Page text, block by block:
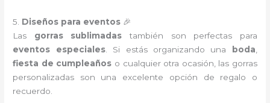
5. Diseños para eventos 🎉
Las gorras sublimadas también son perfectas para
eventos especiales. Si estás organizando una boda
fiesta de cumpleaños o cualquier otra ocasión, las gorras
personalizadas son una excelente opción de regalo o
recuerdo.